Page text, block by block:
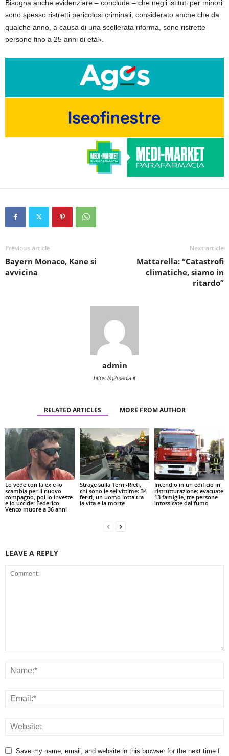
Bisogna anche evidenziare – conclude – che negli istituti per minori
sono spesso ristretti pericolosi criminali, considerato anche che da
qualche anno, a causa di una scellerata riforma, sono ristrette
persone fino a 25 anni di età».
Previous article
Bayern Monaco, Kane si
avvicina
Next article
Mattarella: “Catastrofi
climatiche, siamo in
ritardo”
admin
https://g2media.it
RELATED ARTICLES MORE FROM AUTHOR
Lo vede con la ex e lo
scambia per il nuovo
compagno, poi lo investe
e lo uccide: Federico
Venco muore a 36 anni
Strage sulla Terni-Rieti,
chi sono le sei vittime: 34
feriti, un uomo lotta tra
la vita e la morte
Incendio in un edificio in
ristrutturazione: evacuate
13 famiglie, tre persone
intossicate dal fumo
LEAVE A REPLY
Save my name, email, and website in this browser for the next time I